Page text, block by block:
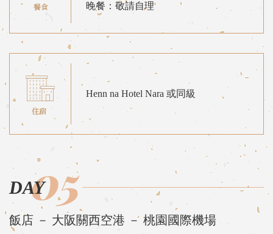
晚餐：敬請自理
Henn na Hotel Nara 或同級
DAY05
飯店 － 大阪關西空港 － 桃園國際機場